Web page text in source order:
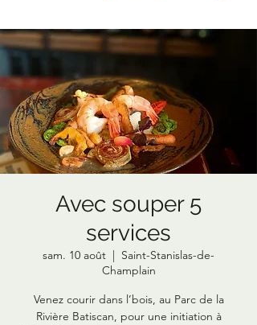
Avec souper 5
services
sam. 10 août
  |
Saint-Stanislas-de-
Champlain
Venez courir dans l’bois, au Parc de la
Rivière Batiscan, pour une initiation à